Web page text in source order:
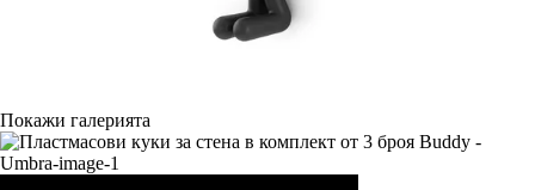
Покажи галерията